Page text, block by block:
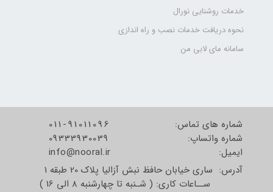
خدمات روشنایی نورال
نحوه دریافت خدمات نصب و راه اندازی
سامانه مای لابی من
شماره های تماس:
شماره واتساپ:
​​​​​​​ایمیل:
011-91011096
09333930039
info@nooral.ir
آدرس: ساری خیابان حافظ نبش آزالیا پلاک 20 طبقه 1
ســاعات کاری: ( شـنبه تا چهارشنبه 8 الی 16 )